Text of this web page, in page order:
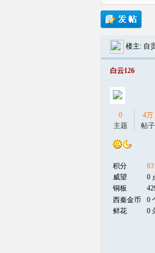
楼主: 自贡
白云126
0
主题
4万
帖子
积分
威望
0
铜板
西秦金币
0
鲜花
0